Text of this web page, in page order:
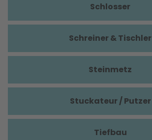
Schlosser
Schreiner & Tischler
Steinmetz
Stuckateur / Putzer
Tiefbau